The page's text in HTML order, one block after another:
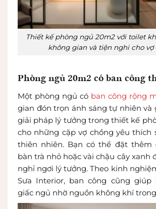
Thiết kế phòng ngủ 20m2 với toilet
không gian và tiện nghi cho vợ
Phòng ngủ 20m2 có ban công
Một phòng ngủ có ban công rộng
gian đón trọn ánh sáng tự nhiên và
giải pháp lý tưởng trong thiết kế
cho những cặp vợ chồng yêu thích
thiên nhiên. Bạn có thể đặt thêm
bàn trà nhỏ hoặc vài chậu cây xanh
nghỉ ngơi lý tưởng. Theo kinh
Sưa Interior, ban công cũng giúp
giấc ngủ nhờ nguồn không khí